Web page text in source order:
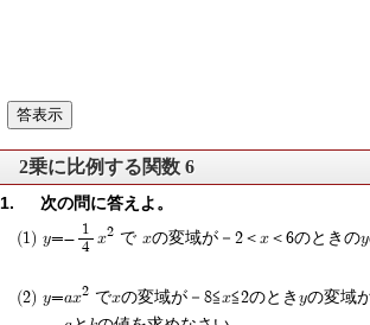
2乗に比例する関数 6
次の問に答えよ。
y=-
1
4
x2で xの変域が－2＜x＜6のときのy
y=ax2 でxの変域が－8≦x≦2のときyの変域